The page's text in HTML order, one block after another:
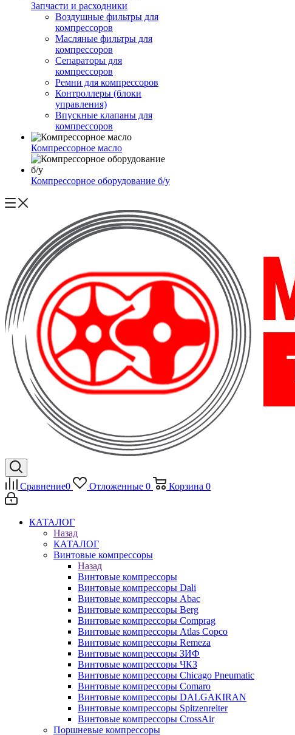
Запчасти и расходники
Воздушные фильтры для
компрессоров
Масляные фильтры для
компрессоров
Сепараторы для
компрессоров
Ремни для компрессоров
Контроллеры (блоки
управления)
Впускные клапаны для
компрессоров
Компрессорное масло
Компрессорное оборудование б/у
Сравнение0 Отложенные 0 Корзина 0
КАТАЛОГ
Назад
КАТАЛОГ
Винтовые компрессоры
Назад
Винтовые компрессоры
Винтовые компрессоры Dali
Винтовые компрессоры Abac
Винтовые компрессоры Berg
Винтовые компрессоры Comprag
Винтовые компрессоры Atlas Copco
Винтовые компрессоры Remeza
Винтовые компрессоры ЗИФ
Винтовые компрессоры ЧКЗ
Винтовые компрессоры Chicago Pneumatic
Винтовые компрессоры Comaro
Винтовые компрессоры DALGAKIRAN
Винтовые компрессоры Spitzenreiter
Винтовые компрессоры CrossAir
Поршневые компрессоры